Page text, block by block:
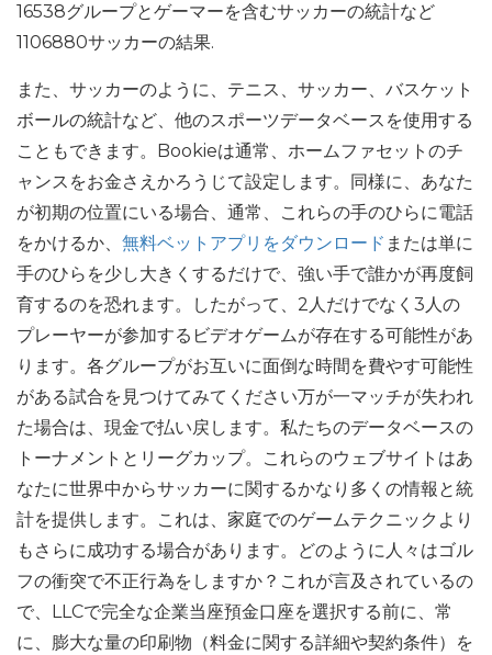
16538グループとゲーマーを含むサッカーの統計など
1106880サッカーの結果.
また、サッカーのように、テニス、サッカー、バスケット
ボールの統計など、他のスポーツデータベースを使用する
こともできます。Bookieは通常、ホームファセットのチ
ャンスをお金さえかろうじて設定します。同様に、あなた
が初期の位置にいる場合、通常、これらの手のひらに電話
をかけるか、 無料ベットアプリをダウンロード または単に
手のひらを少し大きくするだけで、強い手で誰かが再度飼
育するのを恐れます。したがって、2人だけでなく3人の
プレーヤーが参加するビデオゲームが存在する可能性があ
ります。各グループがお互いに面倒な時間を費やす可能性
がある試合を見つけてみてください万が一マッチが失われ
た場合は、現金で払い戻します。私たちのデータベースの
トーナメントとリーグカップ。これらのウェブサイトはあ
なたに世界中からサッカーに関するかなり多くの情報と統
計を提供します。これは、家庭でのゲームテクニックより
もさらに成功する場合があります。どのように人々はゴル
フの衝突で不正行為をしますか？これが言及されているの
で、LLCで完全な企業当座預金口座を選択する前に、常
に、膨大な量の印刷物（料金に関する詳細や契約条件）を